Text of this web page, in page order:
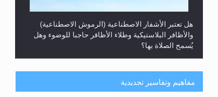
هل تعتبر الأشفار الاصطناعية (الرموش الاصطناعية)
والأظافر البلاستيكية وطلاء الأظافر حاجبا للوضوء وهل
يُسمح الصلاة بها؟
مفاهيم وتفاسير تجديدية